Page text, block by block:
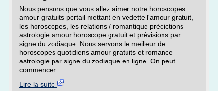
Nous pensons que vous allez aimer notre horoscopes
amour gratuits portail mettant en vedette l'amour gratuit,
les horoscopes, les relations / romantique prédictions
astrologie amour horoscope gratuit et prévisions par
signe du zodiaque. Nous servons le meilleur de
horoscopes quotidiens amour gratuits et romance
astrologie par signe du zodiaque en ligne. On peut
commencer...
Lire la suite